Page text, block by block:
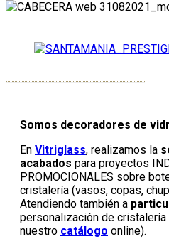
Somos decoradores de
En Vitriglass, realizamos la
acabados para proyectos
PROMOCIONALES sobre
cristalería (vasos, copas,
Atendiendo también a
personalización de
nuestro catálogo online).